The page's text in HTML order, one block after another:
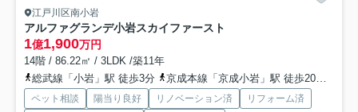
江戸川区南小岩
アルファグランデ小岩スカイファースト
1億1,900万円
14階 / 86.22㎡ / 3LDK /築11年
総武線「小岩」駅 徒歩3分
京成本線「京成小岩」駅 徒歩20分
ペット相談 陽当り良好 リノベーション済
リフォーム済